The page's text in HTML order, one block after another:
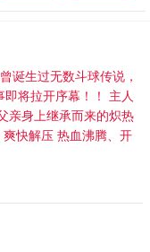
生过无数斗球传说，
将拉开序幕！！ 主人
亲身上继承而来的炽热
快解压 热血沸腾、开